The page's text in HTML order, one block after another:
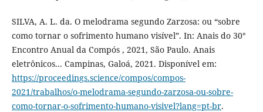
SILVA, A. L. da. O melodrama segundo Zarzosa: ou “sobre
como tornar o sofrimento humano visível”. In: Anais do 30°
Encontro Anual da Compós , 2021, São Paulo. Anais
eletrônicos... Campinas, Galoá, 2021. Disponível em:
https://proceedings.science/compos/compos-
2021/trabalhos/o-melodrama-segundo-zarzosa-ou-sobre-
como-tornar-o-sofrimento-humano-visivel?lang=pt-br.